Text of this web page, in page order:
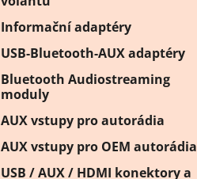
Informační adaptéry
USB-Bluetooth-AUX adaptéry
Bluetooth Audiostreaming
moduly
AUX vstupy pro autorádia
AUX vstupy pro OEM autorádia
USB / AUX / HDMI konektory a